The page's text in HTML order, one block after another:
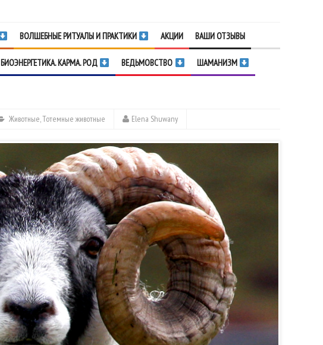
ВОЛШЕБНЫЕ РИТУАЛЫ И ПРАКТИКИ АКЦИИ ВАШИ ОТЗЫВЫ
БИОЭНЕРГЕТИКА. КАРМА. РОД ВЕДЬМОВСТВО ШАМАНИЗМ
Животные,Тотемные животные Elena Shuwany